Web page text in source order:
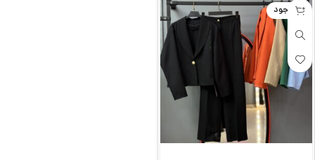
ناموجود